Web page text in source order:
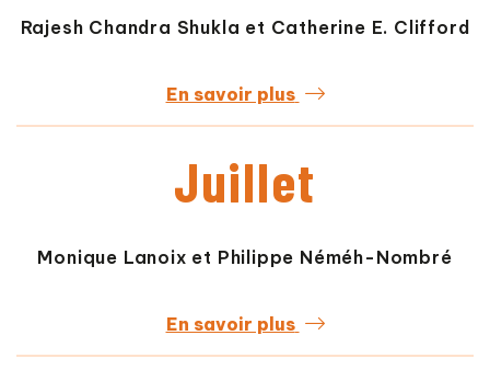
Rajesh Chandra Shukla et Catherine E. Clifford
En savoir plus
Juillet
Monique Lanoix et Philippe Néméh-Nombré
En savoir plus